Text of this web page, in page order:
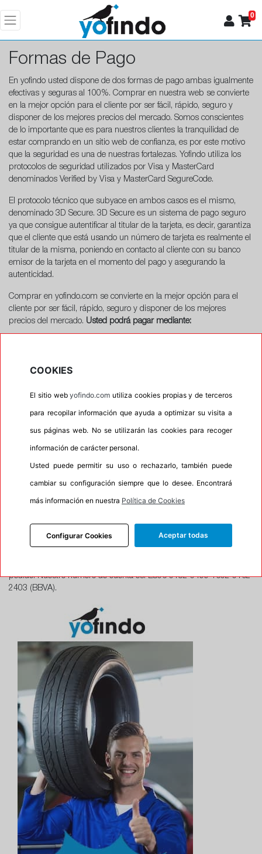
0
Formas de Pago
En yofindo usted dispone de dos formas de pago ambas igualmente
efectivas y seguras al 100%. Comprar en nuestra web se convierte
en la mejor opción para el cliente por ser fácil, rápido, seguro y
disponer de los mejores precios del mercado. Somos conscientes
de lo importante que es para nuestros clientes la tranquilidad de
estar comprando en un sitio web de confianza, es por este motivo
que la seguridad es una de nuestras fortalezas. Yofindo utiliza los
protocolos de seguridad utilizados por Visa y MasterCard
denominados Verified by Visa y MasterCard SegureCode.
El protocolo técnico que subyace en ambos casos es el mismo,
denominado 3D Secure. 3D Secure es un sistema de pago seguro
ya que consigue autentificar al titular de la tarjeta, es decir, garantiza
que el cliente que está usando un número de tarjeta es realmente el
titular de la misma, poniendo en contacto al cliente con su banco
emisor de la tarjeta en el momento del pago y asegurando la
autenticidad.
Comprar en yofindo.com se convierte en la mejor opción para el
cliente por ser fácil, rápido, seguro y disponer de los mejores
precios del mercado. Usted podrá pagar mediante:
Para realizar el pago mediante tarjeta de crédito bancaria,
vencimiento y el código cvv; Estos datos viajan de manera
se lleve a cabo de forma segura, una vez comprobados sus datos
en breves instantes podrá proceder a finalizar su pedido y así
indicada.
Pago mediante transferencia
bancaria
solamente una vez recibido el el justificante de la transferencia se
procederá al envío del pedido. Por favor una vez añadida la
pedido. Nuestro número de cuenta es: ES06 0182 0499 1602 0162
2403 (BBVA).
COOKIES
El sitio webyofindo.com utiliza cookies propias y de terceros
para recopilar información que ayuda a optimizar su visita a
sus páginas web. No se utilizarán las cookies para recoger
información de carácter personal.
Usted puede permitir su uso o rechazarlo, también puede
cambiar su configuración siempre que lo desee. Encontrará
más información en nuestra Política de Cookies
Configurar Cookies Aceptar todas